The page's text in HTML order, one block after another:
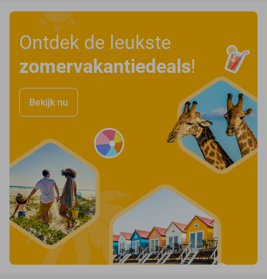
Ontdek de leukste
zomervakantiedeals!
Bekijk nu